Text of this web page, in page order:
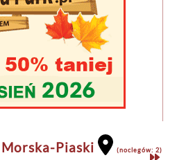
Piaski (noclegów: 2)